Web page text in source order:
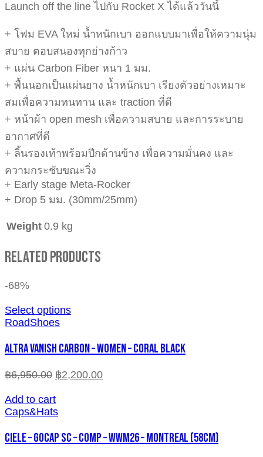
Launch off the line ไปกับ Rocket X ได้แล้ววันนี้
+ โฟม EVA ใหม่ น้ำหนักเบา ออกแบบมาเพื่อให้ความนุ่ม
สบาย ตอบสนองทุกย่างก้าว
+ แผ่น Carbon Fiber หนา 1 มม.
+ พื้นนอกเป็นแผ่นยาง น้ำหนักเบา เรียงตัวอย่างเหมาะ
สมเพื่อความทนทาน และ traction ที่ดี
+ หน้าผ้า open mesh เพื่อความสบาย และการระบาย
อากาศที่ดี
+ ลิ้นรองเท้าพร้อมปีกด้านข้าง เพื่อความมั่นคง และ
ความกระชับขณะวิ่ง
+ Early stage Meta-Rocker
+ Drop 5 มม. (30mm/25mm)
Weight 0.9 kg
Related Products
-68%
Select options
RoadShoes
ALTRA VANISH CARBON – WOMEN – CORAL BLACK
฿6,950.00 ฿2,200.00
Add to cart
Caps&Hats
CIELE – GOCAP SC – COMP – WWM26 – MONTREAL (58cm)